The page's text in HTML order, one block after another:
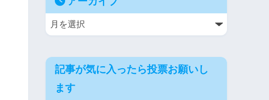
記事が気に入ったら投票お願いし
ます